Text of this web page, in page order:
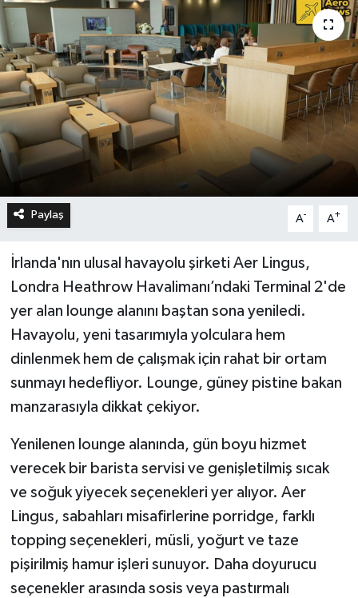
Paylaş A- A+
İrlanda'nın ulusal havayolu şirketi Aer Lingus,
Londra Heathrow Havalimanı’ndaki Terminal 2'de
yer alan lounge alanını baştan sona yeniledi.
Havayolu, yeni tasarımıyla yolculara hem
dinlenmek hem de çalışmak için rahat bir ortam
sunmayı hedefliyor. Lounge, güney pistine bakan
manzarasıyla dikkat çekiyor.
Yenilenen lounge alanında, gün boyu hizmet
verecek bir barista servisi ve genişletilmiş sıcak
ve soğuk yiyecek seçenekleri yer alıyor. Aer
Lingus, sabahları misafirlerine porridge, farklı
topping seçenekleri, müsli, yoğurt ve taze
pişirilmiş hamur işleri sunuyor. Daha doyurucu
seçenekler arasında sosis veya pastırmalı